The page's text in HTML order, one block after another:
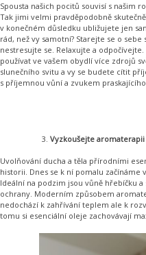
Spousta našich pocitů souvisí s našim
Tak jimi velmi pravděpodobně
v konečném důsledku ubližujete jen
rád, než vy samotní? Starejte se o
nestresujte se. Relaxujte a
používat ve vašem obydlí více zdrojů
slunečního svitu a vy se budete cítit
s příjemnou vůní a zvukem
Vyzkoušejte aromaterapii
Uvolňování ducha a těla přírodními
historii. Dnes se k ní pomalu
Ideální na podzim jsou vůně hřebíčku
ochrany. Moderním způsobem
nedochází k zahřívání teplem ale k
tomu si esenciální oleje zachovávají